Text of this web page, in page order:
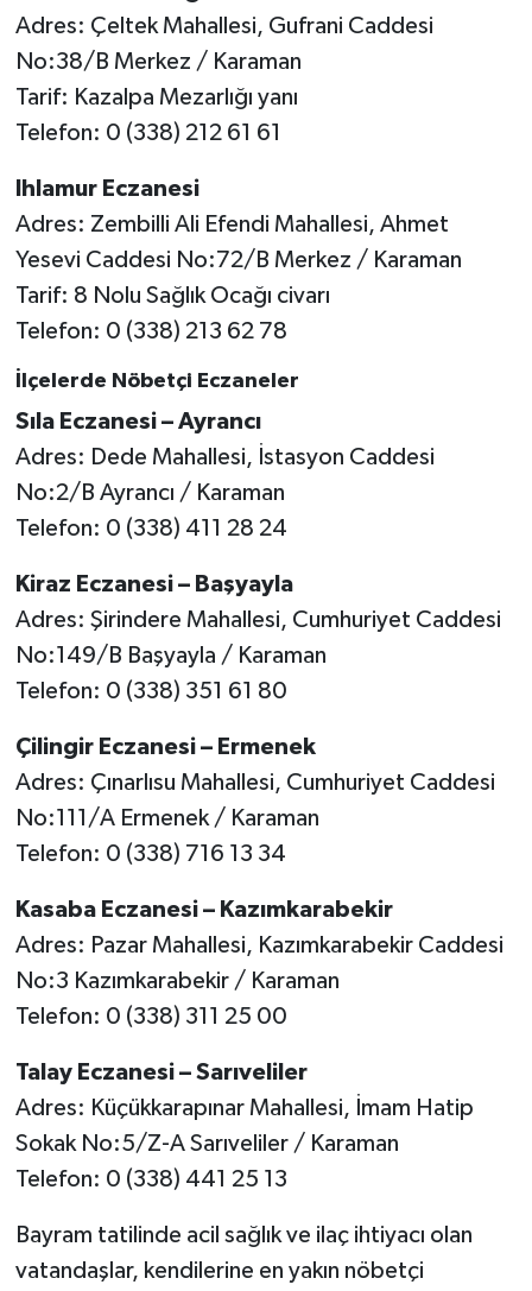
Adres: Çeltek Mahallesi, Gufrani Caddesi
No:38/B Merkez / Karaman
Tarif: Kazalpa Mezarlığı yanı
Telefon: 0 (338) 212 61 61
Ihlamur Eczanesi
Adres: Zembilli Ali Efendi Mahallesi, Ahmet
Yesevi Caddesi No:72/B Merkez / Karaman
Tarif: 8 Nolu Sağlık Ocağı civarı
Telefon: 0 (338) 213 62 78
İlçelerde Nöbetçi Eczaneler
Sıla Eczanesi – Ayrancı
Adres: Dede Mahallesi, İstasyon Caddesi
No:2/B Ayrancı / Karaman
Telefon: 0 (338) 411 28 24
Kiraz Eczanesi – Başyayla
Adres: Şirindere Mahallesi, Cumhuriyet Caddesi
No:149/B Başyayla / Karaman
Telefon: 0 (338) 351 61 80
Çilingir Eczanesi – Ermenek
Adres: Çınarlısu Mahallesi, Cumhuriyet Caddesi
No:111/A Ermenek / Karaman
Telefon: 0 (338) 716 13 34
Kasaba Eczanesi – Kazımkarabekir
Adres: Pazar Mahallesi, Kazımkarabekir Caddesi
No:3 Kazımkarabekir / Karaman
Telefon: 0 (338) 311 25 00
Talay Eczanesi – Sarıveliler
Adres: Küçükkarapınar Mahallesi, İmam Hatip
Sokak No:5/Z-A Sarıveliler / Karaman
Telefon: 0 (338) 441 25 13
Bayram tatilinde acil sağlık ve ilaç ihtiyacı olan
vatandaşlar, kendilerine en yakın nöbetçi